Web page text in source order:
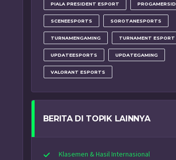
PIALA PRESIDENT ESPORT PROGAMERSID
SCENEESPORTS SOROTANESPORTS
TURNAMENGAMING TURNAMENT ESPORT
UPDATEESPORTS UPDATEGAMING
VALORANT ESPORTS
BERITA DI TOPIK LAINNYA
Klasemen & Hasil Internasional